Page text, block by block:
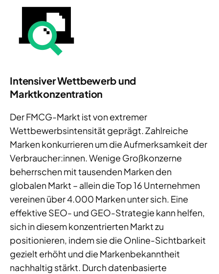
Intensiver Wettbewerb und
Marktkonzentration
Der FMCG-Markt ist von extremer
Wettbewerbsintensität geprägt. Zahlreiche
Marken konkurrieren um die Aufmerksamkeit der
Verbraucher:innen. Wenige Großkonzerne
beherrschen mit tausenden Marken den
globalen Markt – allein die Top 16 Unternehmen
vereinen über 4.000 Marken unter sich. Eine
effektive SEO- und GEO-Strategie kann helfen,
sich in diesem konzentrierten Markt zu
positionieren, indem sie die Online-Sichtbarkeit
gezielt erhöht und die Markenbekanntheit
nachhaltig stärkt. Durch datenbasierte